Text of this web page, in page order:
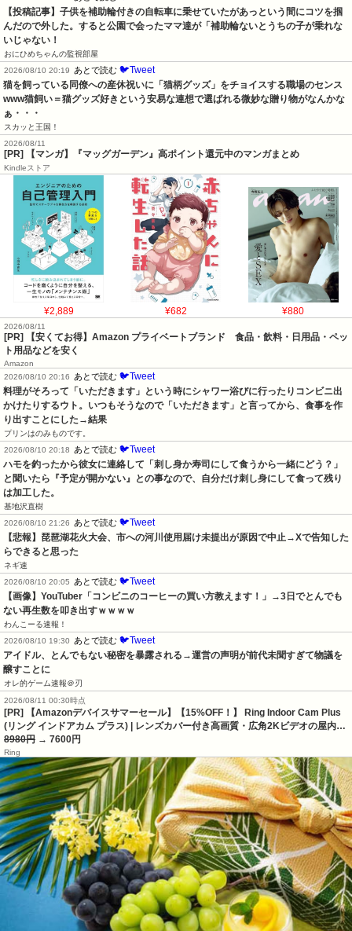
【投稿記事】子供を補助輪付きの自転車に乗せていたがあっという間にコツを掴
んだので外した。すると公園で会ったママ達が「補助輪ないとうちの子が乗れな
いじゃない！
おにひめちゃんの監視部屋
2026/08/10 20:19
あとで読む 🐦Tweet
猫を飼っている同僚への産休祝いに「猫柄グッズ」をチョイスする職場のセンス
www猫飼い＝猫グッズ好きという安易な連想で選ばれる微妙な贈り物がなんかな
ぁ・・・
スカッと王国！
2026/08/11
[PR] 【マンガ】『マッグガーデン』高ポイント還元中のマンガまとめ
Kindleストア
¥2,889 ¥682 ¥880
2026/08/11
[PR] 【安くてお得】Amazon プライベートブランド 食品・飲料・日用品・ペッ
ト用品などを安く
Amazon
2026/08/10 20:16
あとで読む 🐦Tweet
料理がそろって「いただきます」という時にシャワー浴びに行ったりコンビニ出
かけたりするウト。いつもそうなので「いただきます」と言ってから、食事を作
り出すことにした→結果
プリンはのみものです。
2026/08/10 20:18
あとで読む 🐦Tweet
ハモを釣ったから彼女に連絡して「刺し身か寿司にして食うから一緒にどう？」
と聞いたら『予定が開かない』との事なので、自分だけ刺し身にして食って残り
は加工した。
基地沢直樹
2026/08/10 21:26
あとで読む 🐦Tweet
【悲報】琵琶湖花火大会、市への河川使用届け未提出が原因で中止→Xで告知した
らできると思った
ネギ速
2026/08/10 20:05
あとで読む 🐦Tweet
【画像】YouTuber「コンビニのコーヒーの買い方教えます！」→3日でとんでも
ない再生数を叩き出すｗｗｗｗ
わんこーる速報！
2026/08/10 19:30
あとで読む 🐦Tweet
アイドル、とんでもない秘密を暴露される→運営の声明が前代未聞すぎて物議を
醸すことに
オレ的ゲーム速報＠刃
2026/08/11 00:30時点
[PR] 【Amazonデバイスサマーセール】【15%OFF！】 Ring Indoor Cam Plus
(リング インドアカム プラス) | レンズカバー付き高画質・広角2Kビデオの屋内…
8980円 → 7600円
Ring